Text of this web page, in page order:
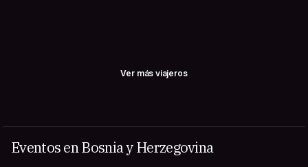
Ver más viajeros
Eventos en Bosnia y Herzegovina